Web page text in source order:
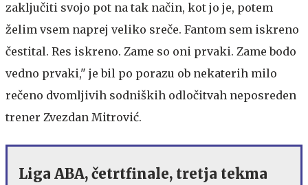
zaključiti svojo pot na tak način, kot jo je, potem
želim vsem naprej veliko sreče. Fantom sem iskreno
čestital. Res iskreno. Zame so oni prvaki. Zame bodo
vedno prvaki," je bil po porazu ob nekaterih milo
rečeno dvomljivih sodniških odločitvah neposreden
trener Zvezdan Mitrović.
Liga ABA, četrtfinale, tretja tekma